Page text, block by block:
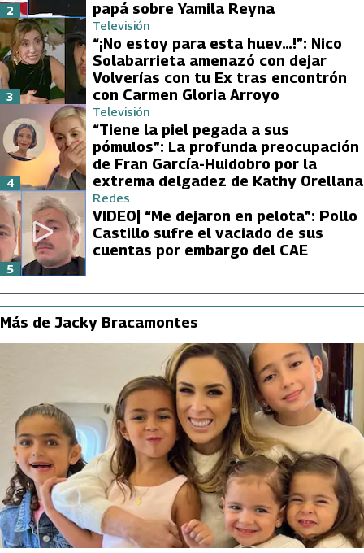
papá sobre Yamila Reyna
2
Televisión
“¡No estoy para esta huev…!”: Nico
Solabarrieta amenazó con dejar
Volverías con tu Ex tras encontrón
con Carmen Gloria Arroyo
3
Televisión
“Tiene la piel pegada a sus
pómulos”: La profunda preocupación
de Fran García-Huidobro por la
extrema delgadez de Kathy Orellana
4
Redes
VIDEO| “Me dejaron en pelota”: Pollo
Castillo sufre el vaciado de sus
cuentas por embargo del CAE
5
Más de Jacky Bracamontes